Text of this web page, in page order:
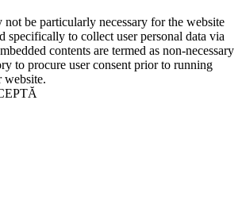
be particularly necessary for the website
specifically to collect user personal data via
contents are termed as non-necessary
to procure user consent prior to running
website.